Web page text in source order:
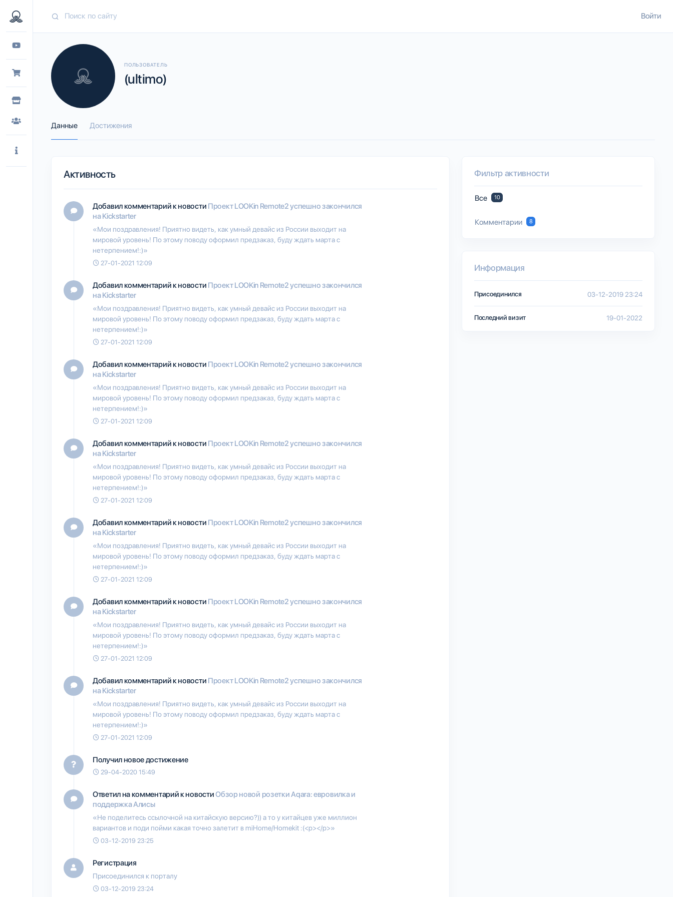
Войти
ПОЛЬЗОВАТЕЛЬ
(ultimo)
Данные Достижения
Активность
Добавил комментарий к новости Проект LOOKin Remote2 успешно закончился
на Kickstarter
«Мои поздравления! Приятно видеть, как умный девайс из России выходит на
мировой уровень! По этому поводу оформил предзаказ, буду ждать марта с
нетерпением!:)»
27-01-2021 12:09
Добавил комментарий к новости Проект LOOKin Remote2 успешно закончился
на Kickstarter
«Мои поздравления! Приятно видеть, как умный девайс из России выходит на
мировой уровень! По этому поводу оформил предзаказ, буду ждать марта с
нетерпением!:)»
27-01-2021 12:09
Добавил комментарий к новости Проект LOOKin Remote2 успешно закончился
на Kickstarter
«Мои поздравления! Приятно видеть, как умный девайс из России выходит на
мировой уровень! По этому поводу оформил предзаказ, буду ждать марта с
нетерпением!:)»
27-01-2021 12:09
Добавил комментарий к новости Проект LOOKin Remote2 успешно закончился
на Kickstarter
«Мои поздравления! Приятно видеть, как умный девайс из России выходит на
мировой уровень! По этому поводу оформил предзаказ, буду ждать марта с
нетерпением!:)»
27-01-2021 12:09
Добавил комментарий к новости Проект LOOKin Remote2 успешно закончился
на Kickstarter
«Мои поздравления! Приятно видеть, как умный девайс из России выходит на
мировой уровень! По этому поводу оформил предзаказ, буду ждать марта с
нетерпением!:)»
27-01-2021 12:09
Добавил комментарий к новости Проект LOOKin Remote2 успешно закончился
на Kickstarter
«Мои поздравления! Приятно видеть, как умный девайс из России выходит на
мировой уровень! По этому поводу оформил предзаказ, буду ждать марта с
нетерпением!:)»
27-01-2021 12:09
Добавил комментарий к новости Проект LOOKin Remote2 успешно закончился
на Kickstarter
«Мои поздравления! Приятно видеть, как умный девайс из России выходит на
мировой уровень! По этому поводу оформил предзаказ, буду ждать марта с
нетерпением!:)»
27-01-2021 12:09
Получил новое достижение
29-04-2020 15:49
Ответил на комментарий к новостиОбзор новой розетки Aqara: евровилка и
поддержка Алисы
«Не поделитесь ссылочной на китайскую версию?)) а то у китайцев уже миллион
вариантов и поди пойми какая точно залетит в miHome/Homekit :(<p></p>»
03-12-2019 23:25
Регистрация
Присоединился к порталу
03-12-2019 23:24
Фильтр активности
Все 10
Комментарии 8
Информация
Присоединился 03-12-2019 23:24
Последний визит 19-01-2022